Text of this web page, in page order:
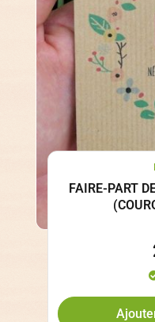
FAIRE-PART